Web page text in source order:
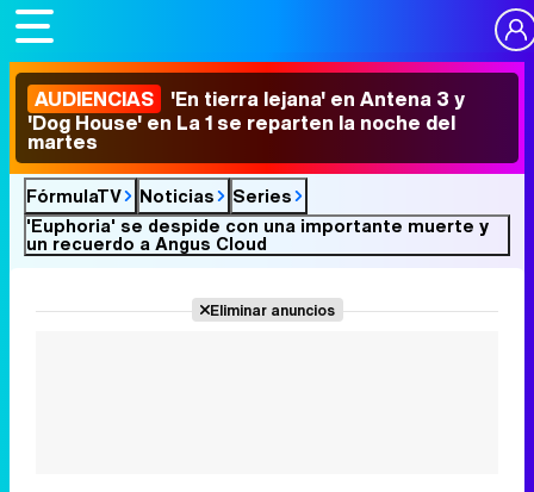
AUDIENCIAS 'En tierra lejana' en Antena 3 y
'Dog House' en La 1 se reparten la noche del
martes
FórmulaTV Noticias
Series
'Euphoria' se despide con una importante muerte y
un recuerdo a Angus Cloud
Eliminar anuncios